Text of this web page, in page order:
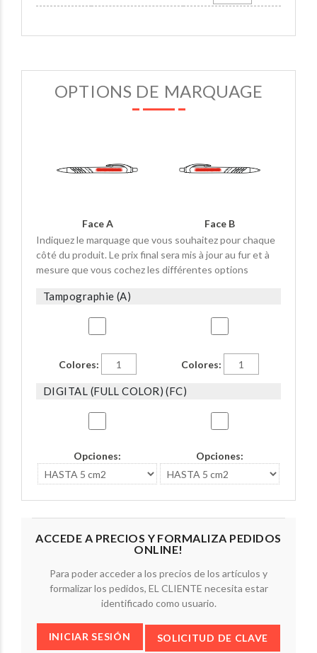
OPTIONS DE MARQUAGE
Face A
Face B
Indiquez le marquage que vous souhaitez pour chaque
côté du produit. Le prix final sera mis à jour au fur et à
mesure que vous cochez les différentes options
Tampographie (A)
Colores: Colores:
DIGITAL (FULL COLOR) (FC)
Opciones: Opciones:
ACCEDE A PRECIOS Y FORMALIZA PEDIDOS
ONLINE!
Para poder acceder a los precios de los artículos y
formalizar los pedidos, EL CLIENTE necesita estar
identificado como usuario.
INICIAR SESIÓN SOLICITUD DE CLAVE